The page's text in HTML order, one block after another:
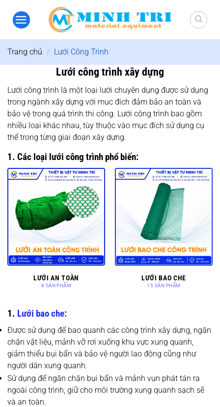
dung
Trang chủ / Lưới Công Trình
Lưới công trình xây dựng
Lưới công trình là một loại lưới chuyên dụng được sử dụng
trong ngành xây dựng với mục đích đảm bảo an toàn và
bảo vệ trong quá trình thi công. Lưới công trình bao gồm
nhiều loại khác nhau, tùy thuộc vào mục đích sử dụng cụ
thể trong từng giai đoạn xây dựng.
1. Các loại lưới công trình phổ biến:
LƯỚI AN TOÀN
8 SẢN PHẨM
LƯỚI BAO CHE
15 SẢN PHẨM
1. Lưới bao che:
Được sử dụng để bao quanh các công trình xây dựng, ngăn
chặn vật liệu, mảnh vỡ rơi xuống khu vực xung quanh,
giảm thiểu bụi bẩn và bảo vệ người lao động cũng như
người dân xung quanh.
Sử dụng để ngăn chặn bụi bẩn và mảnh vụn phát tán ra
ngoài công trình, giữ cho môi trường xung quanh sạch sẽ
và an toàn.